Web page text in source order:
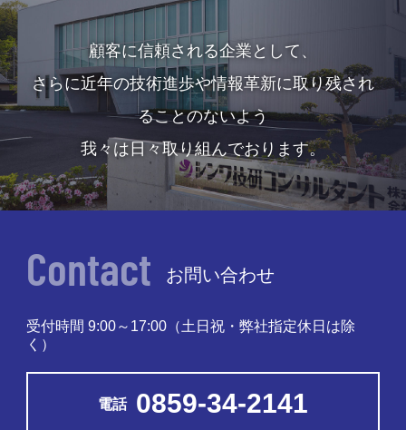
顧客に信頼される企業として、
さらに近年の技術進歩や情報革新に取り残され
ることのないよう
我々は日々取り組んでおります。
Contact お問い合わせ
受付時間 9:00～17:00 （土日祝・弊社指定休日は除
く）
電話 0859-34-2141